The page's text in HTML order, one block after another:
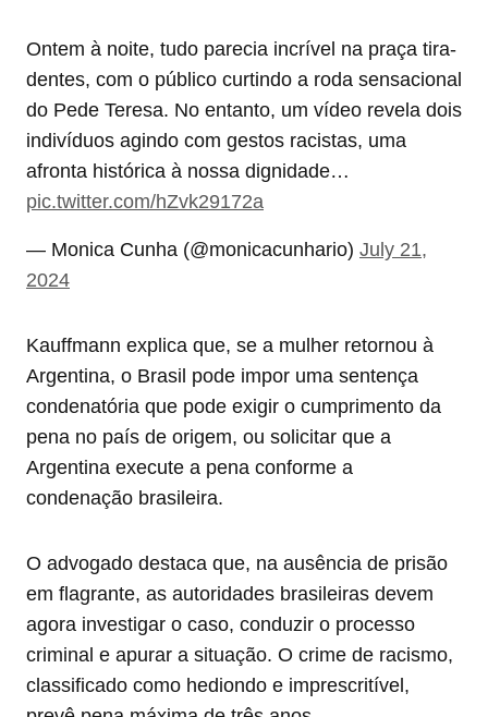
Ontem à noite, tudo parecia incrível na praça tira-
dentes, com o público curtindo a roda sensacional
do Pede Teresa. No entanto, um vídeo revela dois
indivíduos agindo com gestos racistas, uma
afronta histórica à nossa dignidade…
pic.twitter.com/hZvk29172a
— Monica Cunha (@monicacunhario) July 21,
2024
Kauffmann explica que, se a mulher retornou à
Argentina, o Brasil pode impor uma sentença
condenatória que pode exigir o cumprimento da
pena no país de origem, ou solicitar que a
Argentina execute a pena conforme a
condenação brasileira.
O advogado destaca que, na ausência de prisão
em flagrante, as autoridades brasileiras devem
agora investigar o caso, conduzir o processo
criminal e apurar a situação. O crime de racismo,
classificado como hediondo e imprescritível,